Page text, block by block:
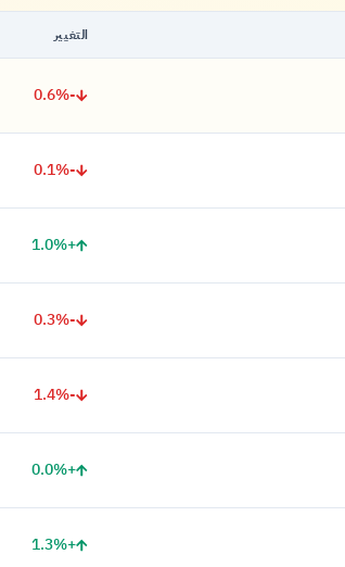
التغيير
-0.6%
-0.1%
+1.0%
-0.3%
-1.4%
+0.0%
+1.3%